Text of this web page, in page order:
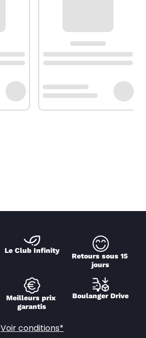
Le Club Infinity
Retours sous 15
jours
Meilleurs prix
garantis
Boulanger Drive
Voir conditions*